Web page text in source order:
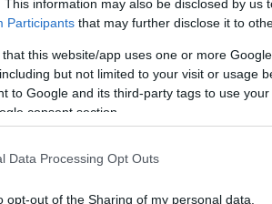
This information may also be disclosed by us
Participants that may further disclose it to
that this website/app uses one or more
but not limited to your visit or usage
to Google and its third-party tags to use
consent section.
Data Processing Opt Outs
opt-out of the Sharing of my personal data.
περιφερικής όρασης
όρασης, παρά μόνον
Εφόσον δε διαγνωσθεί
καταστροφική
στάδια της νόσου, την
Αριστοτέλη και